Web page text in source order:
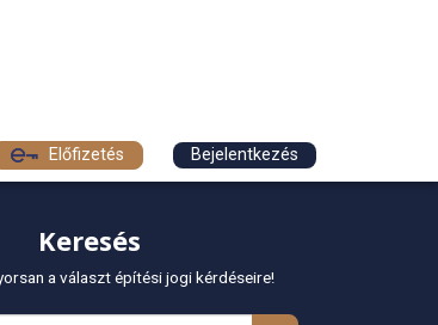
Előfizetés Bejelentkezés
Keresés
a választ építési jogi kérdéseire!